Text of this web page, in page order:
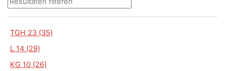
TGH 23 (35)
L 14 (29)
KG 10 (26)